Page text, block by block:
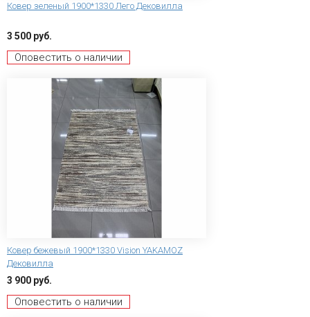
Ковер зеленый 1900*1330 Лего Дековилла
3 500 руб.
Оповестить о наличии
Ковер бежевый 1900*1330 Vision YAKAMOZ
Дековилла
3 900 руб.
Оповестить о наличии